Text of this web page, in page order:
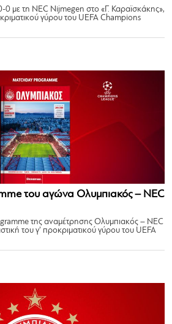
0 με τη NEC Nijmegen στο «Γ. Καραϊσκάκης»,
γύρου του UEFA Champions
του αγώνα Ολυμπιακός – NEC
της αναμέτρησης Ολυμπιακός – NEC
του γ’ προκριματικού γύρου του UEFA